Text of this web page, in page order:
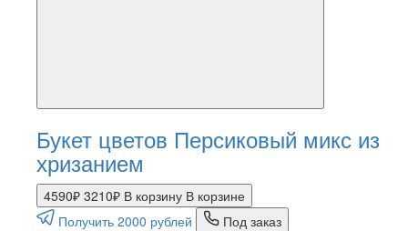
Букет цветов Персиковый микс из
хризанием
4590₽ 3210₽ В корзину В корзине
Получить 2000 рублей
Под заказ